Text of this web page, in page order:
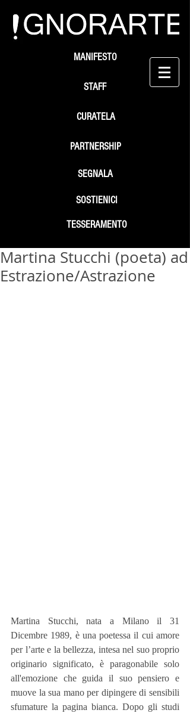
STAFF
SEGNALA
SOSTIENICI
MANIFESTO
PARTNERSHIP
TESSERAMENTO
CURATELA
Martina Stucchi (poeta) ad
Estrazione/Astrazione
Martina Stucchi, nata a Milano il 31
Dicembre 1989, è una poetessa il cui amore
per l’arte e la bellezza, intesa nel suo proprio
originario significato, è paragonabile solo
all'emozione che guida il suo pensiero e
muove la sua mano per dipingere di sensibili
sfumature la pagina bianca. Dopo gli studi